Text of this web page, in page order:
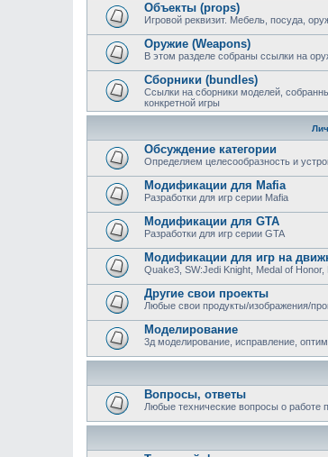
Объекты (props)
Игровой реквизит. Мебель, посуда,
Оружие (Weapons)
В этом разделе собраны ссылки на
Сборники (bundles)
Ссылки на сборники моделей,
конкретной игры
Обсуждение категории
Определяем целесообразность и
Модификации для Mafia
Разработки для игр серии Mafia
Модификации для GTA
Разработки для игр серии GTA
Модификации для игр на
Quake3, SW:Jedi Knight, Medal of Honor,
Другие свои проекты
Любые свои продукты/изображения/
Моделирование
3д моделирование, исправление,
Вопросы, ответы
Любыe технические вопросы о работе